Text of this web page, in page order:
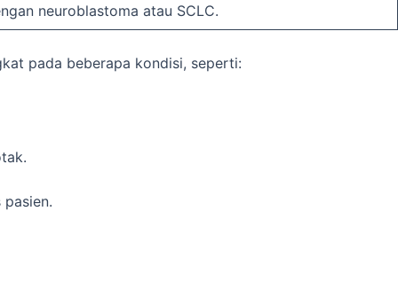
neuroblastoma atau SCLC.
pada beberapa kondisi, seperti: